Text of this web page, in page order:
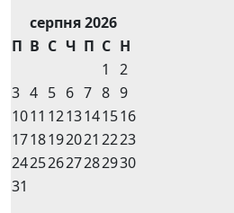
серпня 2026
П В С Ч П С Н
1
2
3 4 5 6 7 8 9
1011 1213141516
1718192021 2223
24252627282930
31